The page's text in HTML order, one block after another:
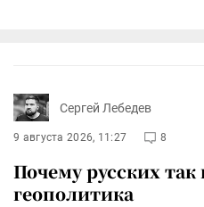
Сергей Лебедев
9 августа 2026, 11:27 8
Почему русских так
геополитика